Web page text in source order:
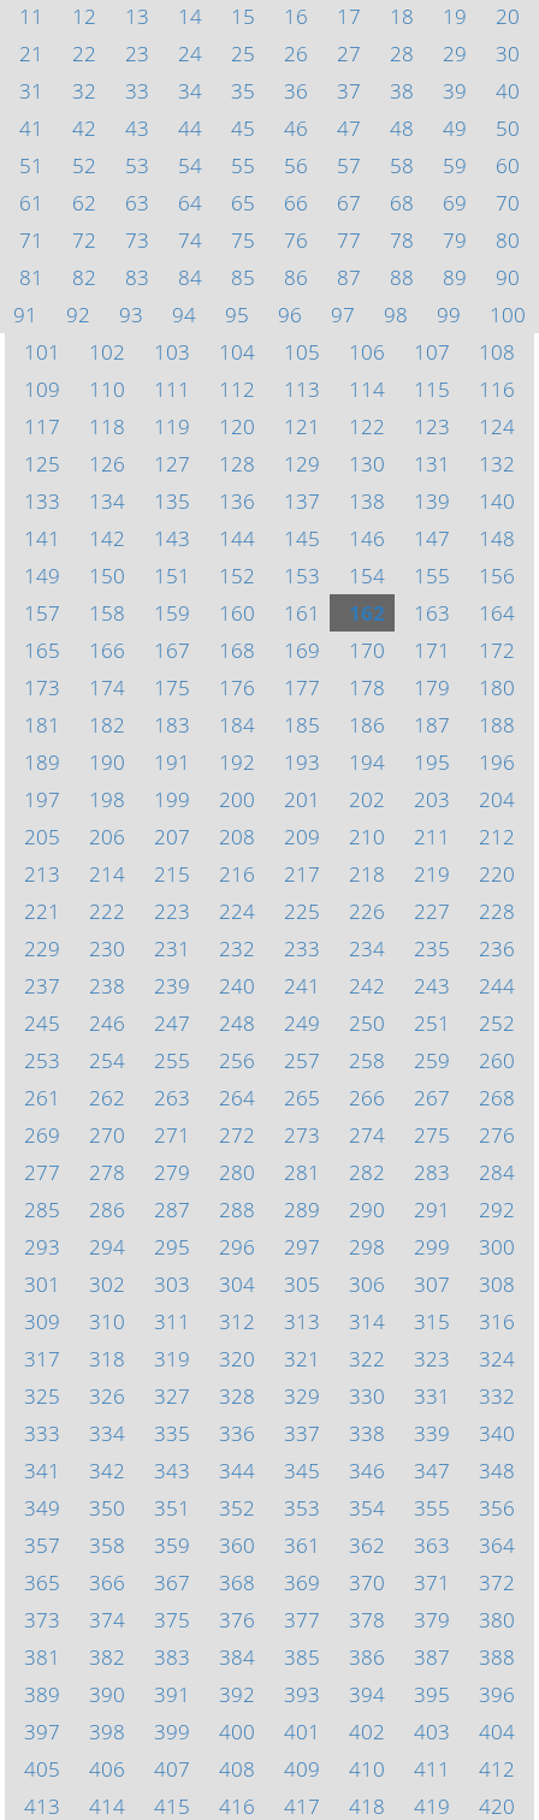
11
12 13 14 15 16 17 18 19
20
21
22 23 24 25 26 27 28 29
30
31
32 33 34 35 36 37 38 39
40
41
42 43 44 45 46 47 48 49
50
51
52 53 54 55 56 57 58 59
60
61
62 63 64 65 66 67 68 69
70
71
72 73 74 75 76 77 78 79
80
81
82 83 84 85 86 87 88 89
90
91
92 93 94 95 96 97 98 99
100
101
102 103 104 105 106 107
108
109
110 111 112 113 114 115
116
117
118 119 120 121 122 123
124
125
126 127 128 129 130 131
132
133
134 135 136 137 138 139
140
141
142 143 144 145 146 147
148
149
150 151 152 153 154 155
156
157
158 159 160 161 162 163
164
165
166 167 168 169 170 171
172
173
174 175 176 177 178 179
180
181
182 183 184 185 186 187
188
189
190 191 192 193 194 195
196
197
198 199 200 201 202 203
204
205
206 207 208 209 210 211
212
213
214 215 216 217 218 219
220
221
222 223 224 225 226 227
228
229
230 231 232 233 234 235
236
237
238 239 240 241 242 243
244
245
246 247 248 249 250 251
252
253
254 255 256 257 258 259
260
261
262 263 264 265 266 267
268
269
270 271 272 273 274 275
276
277
278 279 280 281 282 283
284
285
286 287 288 289 290 291
292
293
294 295 296 297 298 299
300
301
302 303 304 305 306 307
308
309
310 311 312 313 314 315
316
317
318 319 320 321 322 323
324
325
326 327 328 329 330 331
332
333
334 335 336 337 338 339
340
341
342 343 344 345 346 347
348
349
350 351 352 353 354 355
356
357
358 359 360 361 362 363
364
365
366 367 368 369 370 371
372
373
374 375 376 377 378 379
380
381
382 383 384 385 386 387
388
389
390 391 392 393 394 395
396
397
398 399 400 401 402 403
404
405
406 407 408 409 410 411
412
413
414 415 416 417 418 419 420